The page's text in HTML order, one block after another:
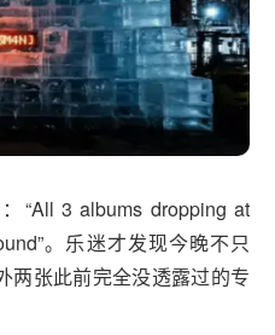
“All 3 albums dropping at
。乐迷才发现今晚不只
两张此前完全没透露过的专